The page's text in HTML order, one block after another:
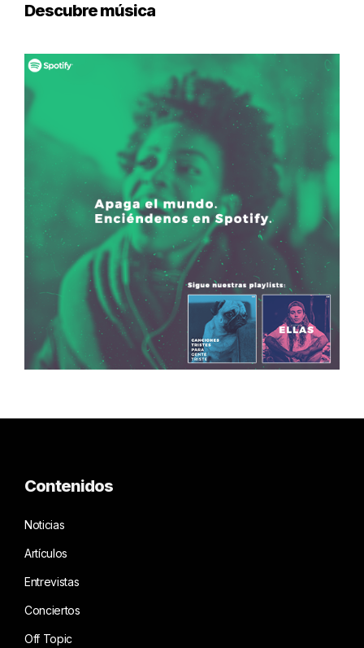
Descubre música
Contenidos
Noticias
Artículos
Entrevistas
Conciertos
Off Topic